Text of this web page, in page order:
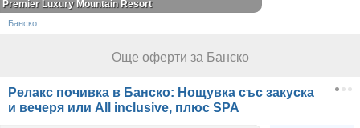
Premier Luxury Mountain Resort
Банско
Още оферти за Банско
Релакс почивка в Банско: Нощувка със закуска
и вечеря или All inclusive, плюс SPA